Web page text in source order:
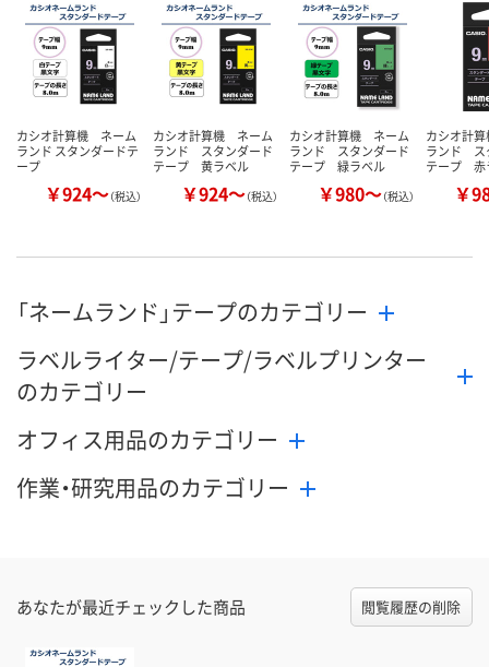
数量
カゴへ
数量
カゴへ カ
カシオ計算機 ネーム
ランド スタンダードテ
ープ
￥924～（税込）
カシオ計算機 ネーム
ランド スタンダード
テープ 黄ラベル
￥924～（税込）
カシオ計算機 ネーム
ランド スタンダード
テープ 緑ラベル
￥980～（税込）
カシオ計
ランド ス
テープ 赤
￥
「ネームランド」テープのカテゴリー
ラベルライター/テープ/ラベルプリンター
のカテゴリー
オフィス用品のカテゴリー
作業・研究用品のカテゴリー
あなたが最近チェックした商品 閲覧履歴の削除